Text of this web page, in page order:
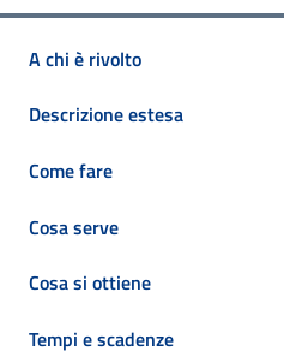
A chi è rivolto
Descrizione estesa
Come fare
Cosa serve
Cosa si ottiene
Tempi e scadenze